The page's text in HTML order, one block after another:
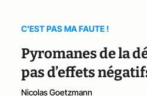
C'EST PAS MA FAUTE !
Pyromanes de la
pas d’effets
Nicolas Goetzmann